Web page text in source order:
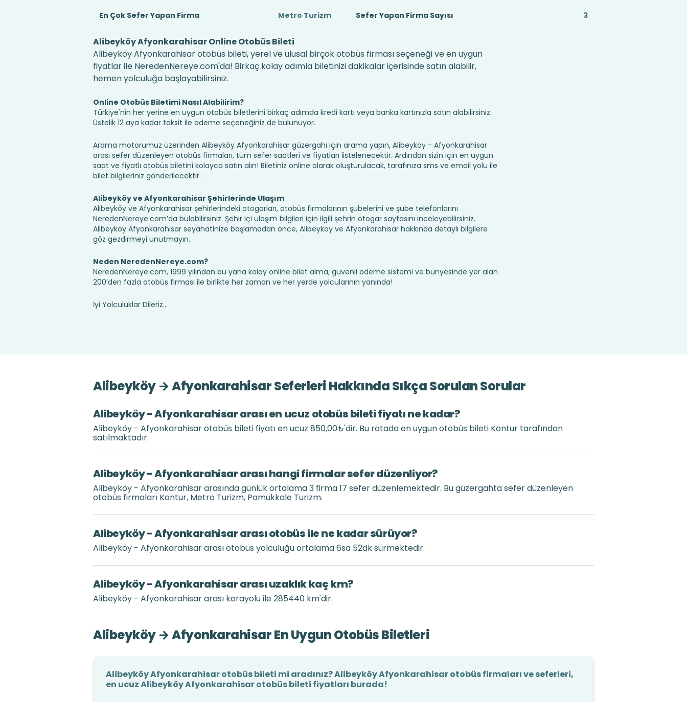
En Çok Sefer Yapan Firma Metro Turizm Sefer Yapan Firma Sayısı 3
Alibeyköy Afyonkarahisar Online Otobüs Bileti
Alibeyköy Afyonkarahisar otobüs bileti, yerel ve ulusal birçok otobüs firması seçeneği ve en uygun
fiyatlar ile NeredenNereye.com'da! Birkaç kolay adımla biletinizi dakikalar içerisinde satın alabilir,
hemen yolculuğa başlayabilirsiniz.
Online Otobüs Biletimi Nasıl Alabilirim?
Türkiye'nin her yerine en uygun otobüs biletlerini birkaç adımda kredi kartı veya banka kartınızla satın alabilirsiniz.
Üstelik 12 aya kadar taksit ile ödeme seçeneğiniz de bulunuyor.
Arama motorumuz üzerinden Alibeyköy Afyonkarahisar güzergahı için arama yapın, Alibeyköy - Afyonkarahisar
arası sefer düzenleyen otobüs firmaları, tüm sefer saatleri ve fiyatları listelenecektir. Ardından sizin için en uygun
saat ve fiyatlı otobüs biletini kolayca satın alın! Biletiniz online olarak oluşturulacak, tarafınıza sms ve email yolu ile
bilet bilgileriniz gönderilecektir.
Alibeyköy ve Afyonkarahisar Şehirlerinde Ulaşım
Alibeyköy ve Afyonkarahisar şehirlerindeki otogarları, otobüs firmalarının şubelerini ve şube telefonlarını
NeredenNereye.com’da bulabilirsiniz. Şehir içi ulaşım bilgileri için ilgili şehrin otogar sayfasını inceleyebilirsiniz.
Alibeyköy Afyonkarahisar seyahatinize başlamadan önce, Alibeyköy ve Afyonkarahisar hakkında detaylı bilgilere
göz gezdirmeyi unutmayın.
Neden NeredenNereye.com?
NeredenNereye.com, 1999 yılından bu yana kolay online bilet alma, güvenli ödeme sistemi ve bünyesinde yer alan
200’den fazla otobüs firması ile birlikte her zaman ve her yerde yolcularının yanında!
İyi Yolculuklar Dileriz...
Alibeyköy → Afyonkarahisar Seferleri Hakkında Sıkça Sorulan Sorular
Alibeyköy - Afyonkarahisar arası en ucuz otobüs bileti fiyatı ne kadar?
Alibeyköy - Afyonkarahisar otobüs bileti fiyatı en ucuz 850,00₺'dir. Bu rotada en uygun otobüs bileti Kontur tarafından
satılmaktadır.
Alibeyköy - Afyonkarahisar arası hangi firmalar sefer düzenliyor?
Alibeyköy - Afyonkarahisar arasında günlük ortalama 3 firma 17 sefer düzenlemektedir. Bu güzergahta sefer düzenleyen
otobüs firmaları Kontur, Metro Turizm, Pamukkale Turizm.
Alibeyköy - Afyonkarahisar arası otobüs ile ne kadar sürüyor?
Alibeyköy - Afyonkarahisar arası otobüs yolculuğu ortalama 6sa 52dk sürmektedir.
Alibeyköy - Afyonkarahisar arası uzaklık kaç km?
Alibeyköy - Afyonkarahisar arası karayolu ile 285440 km'dir.
Alibeyköy → Afyonkarahisar En Uygun Otobüs Biletleri
Alibeyköy Afyonkarahisar otobüs bileti mi aradınız? Alibeyköy Afyonkarahisar otobüs firmaları ve seferleri,
en ucuz Alibeyköy Afyonkarahisar otobüs bileti fiyatları burada!